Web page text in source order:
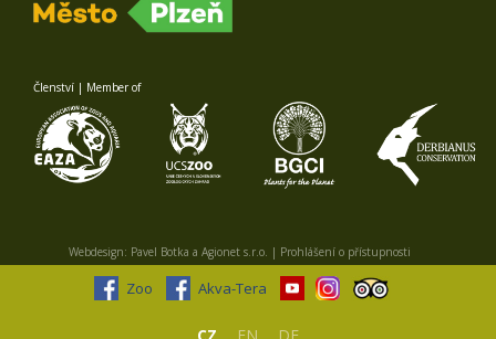
Členství | Member of
Webdesign: Pavel Botka a Agionet s.r.o. | Prohlášení o přístupnosti
Zoo Akva-Tera